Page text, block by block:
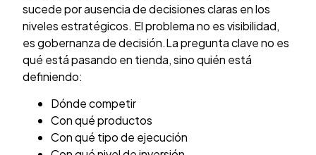
sucede por ausencia de decisiones claras en los
niveles estratégicos. El problema no es visibilidad,
es gobernanza de decisión.La pregunta clave no es
qué está pasando en tienda, sino quién está
definiendo:
Dónde competir
Con qué productos
Con qué tipo de ejecución